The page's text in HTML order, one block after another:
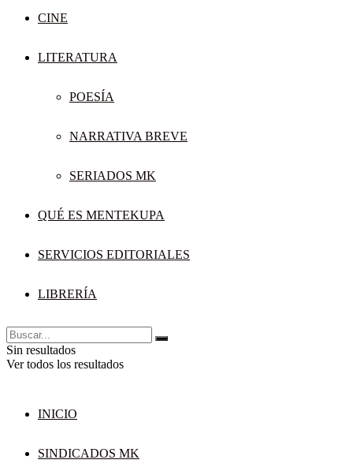
CINE
LITERATURA
POESÍA
NARRATIVA BREVE
SERIADOS MK
QUÉ ES MENTEKUPA
SERVICIOS EDITORIALES
LIBRERÍA
Sin resultados
Ver todos los resultados
INICIO
SINDICADOS MK